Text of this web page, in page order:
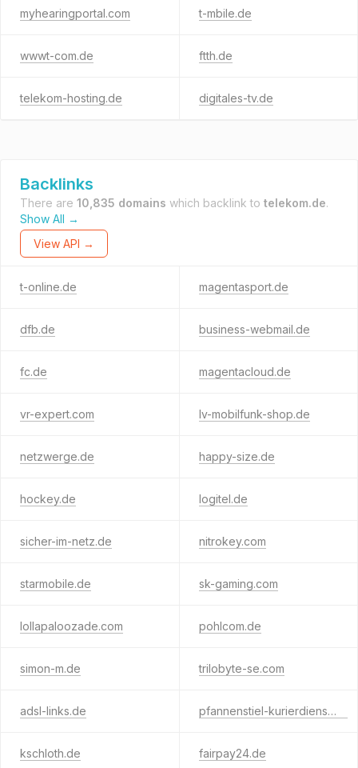
myhearingportal.com t-mbile.de
wwwt-com.de ftth.de
telekom-hosting.de digitales-tv.de
Backlinks
There are 10,835 domains which backlink to telekom.de.
Show All →
View API →
t-online.de magentasport.de
dfb.de business-webmail.de
fc.de magentacloud.de
vr-expert.com lv-mobilfunk-shop.de
netzwerge.de happy-size.de
hockey.de logitel.de
sicher-im-netz.de nitrokey.com
starmobile.de sk-gaming.com
lollapaloozade.com pohlcom.de
simon-m.de trilobyte-se.com
adsl-links.de pfannenstiel-kurierdienst.de
kschloth.de fairpay24.de